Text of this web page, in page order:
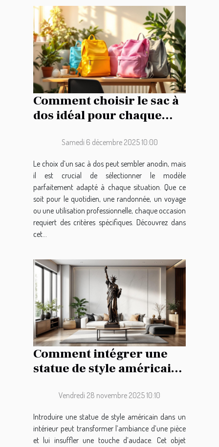
Comment choisir le sac à
dos idéal pour chaque
Samedi 6 décembre 2025 10:00
Le choix d’un sac à dos peut sembler anodin, mais
il est crucial de sélectionner le modèle
parfaitement adapté à chaque situation. Que ce
soit pour le quotidien, une randonnée, un voyage
ou une utilisation professionnelle, chaque occasion
requiert des critères spécifiques. Découvrez dans
cet...
Comment intégrer une
statue de style américain
intérieure ?
Vendredi 28 novembre 2025 10:10
Introduire une statue de style américain dans un
intérieur peut transformer l’ambiance d’une pièce
et lui insuffler une touche d’audace. Cet objet